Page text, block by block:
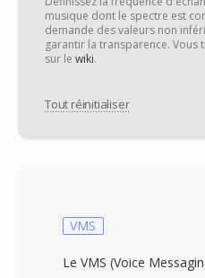
musique dont le spectre est
demande des valeurs non
garantir la transparence.
sur le wiki.
Tout réinitialiser
VMS
Le VMS (Voice